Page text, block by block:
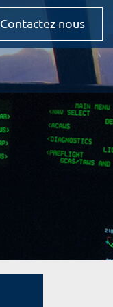
Contactez nous